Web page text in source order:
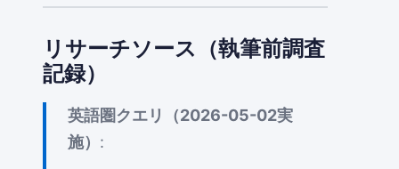
リサーチソース（執筆前調査
記録）
英語圏クエリ（2026-05-02実
施） :